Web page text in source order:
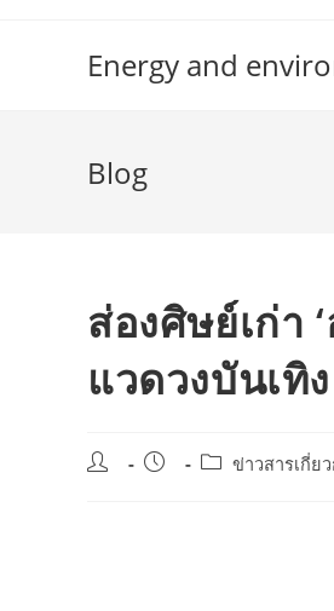
Energy and
Blog
ส่องศิษย์เก่า
แวดวงบันเทิง
Post
Post
Postข่าวสารเกี่ย